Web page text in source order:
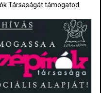
Társaságát támogatod